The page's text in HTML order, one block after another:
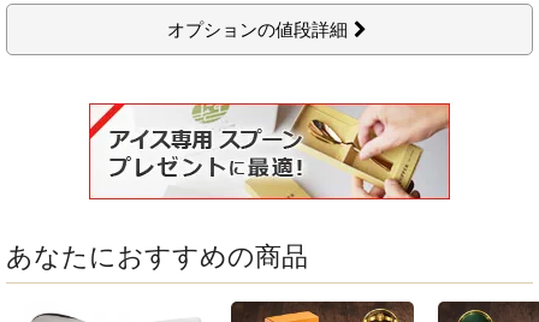
オプションの値段詳細
あなたにおすすめの商品